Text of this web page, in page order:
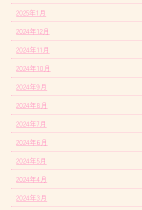
2025年1月
2024年12月
2024年11月
2024年10月
2024年9月
2024年8月
2024年7月
2024年6月
2024年5月
2024年4月
2024年3月